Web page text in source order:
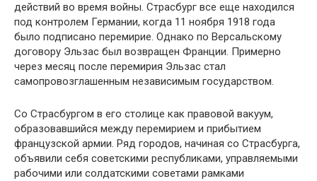
действий во время войны. Страсбург все еще находился
под контролем Германии, когда 11 ноября 1918 года
было подписано перемирие. Однако по Версальскому
договору Эльзас был возвращен Франции. Примерно
через месяц после перемирия Эльзас стал
самопровозглашенным независимым государством.
Со Страсбургом в его столице как правовой вакуум,
образовавшийся между перемирием и прибытием
французской армии. Ряд городов, начиная со Страсбурга,
объявили себя советскими республиками, управляемыми
рабочими или солдатскими советами рамками